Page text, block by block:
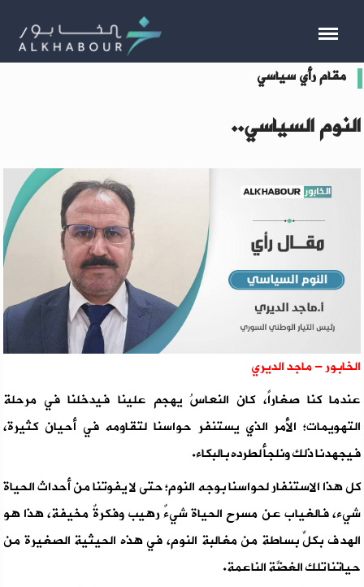
مقام رأي سياسي
النوم السياسي..
الخابور - ماجد الديري
عندما كنا صغاراً، كان النعاسُ يهجم علينا فيدخلنا في مرحلة
التهويمات؛ الأمر الذي يستنفر حواسنا لتقاومه في أحيان كثيرة،
فيجهدنا ذلك ونلجأ لطرده بالبكاء.
كل هذا الاستنفار لحواسنا بوجه النوم؛ حتى لا يفوتنا من أحداث الحياة
شيء، فالغياب عن مسرح الحياة شيءٌ رهيب وفكرةٌ مخيفة، هذا هو
الهدف بكلِّ بساطة من مغالبة النوم، في هذه الحيثية الصغيرة من
حياتنا تلك الغضَّة الناعمة.